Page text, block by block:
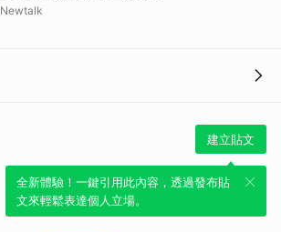
Newtalk
建立貼文
全新體驗！一鍵引用此內容，透過發布貼
文來輕鬆表達個人立場。